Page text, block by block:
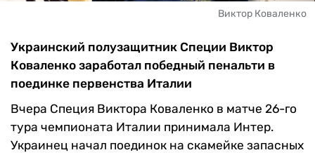
Виктор Коваленко
Украинский полузащитник Специи Виктор
Коваленко заработал победный пенальти в
поединке первенства Италии
Вчера Специя Виктора Коваленко в матче 26-го
тура чемпионата Италии принимала Интер.
Украинец начал поединок на скамейке запасных